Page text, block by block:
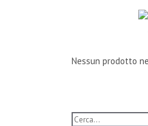
Nessun prodotto